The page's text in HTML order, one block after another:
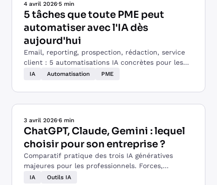
4 avril 2026·5 min
5 tâches que toute PME peut
automatiser avec l'IA dès
aujourd'hui
Email, reporting, prospection, rédaction, service
client : 5 automatisations IA concrètes pour les
PME, avec les outils et la méthode pour démarrer.
IA Automatisation PME
3 avril 2026·6 min
ChatGPT, Claude, Gemini : lequel
choisir pour son entreprise ?
Comparatif pratique des trois IA génératives
majeures pour les professionnels. Forces,
faiblesses, tarifs et cas d'usage concrets.
IA Outils IA